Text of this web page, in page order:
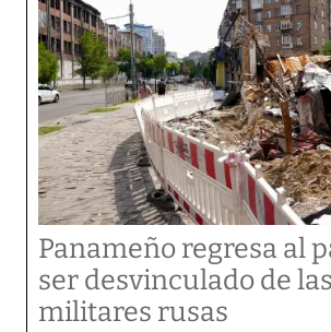
Panameño regresa al
ser desvinculado de
militares rusas